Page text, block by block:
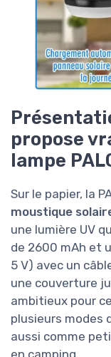
propose
lampe
Sur le papier, la
moustique
une lumière UV
de 2600 mAh et
5 V) avec un
une couverture
ambitieux pour
plusieurs modes
aussi comme